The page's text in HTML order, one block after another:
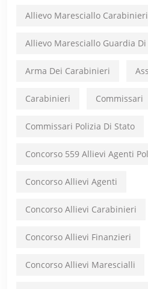
Allievo Maresciallo Carabinieri
Allievo Maresciallo Guardia Di
Arma Dei Carabinieri
Carabinieri Commissari
Commissari Polizia Di Stato
Concorso 559 Allievi Agenti
Concorso Allievi Agenti
Concorso Allievi Carabinieri
Concorso Allievi Finanzieri
Concorso Allievi Marescialli